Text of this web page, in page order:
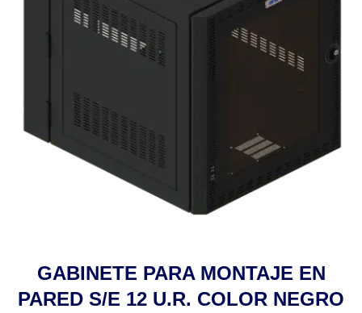
GABINETE PARA MONTAJE EN
PARED S/E 12 U.R. COLOR NEGRO